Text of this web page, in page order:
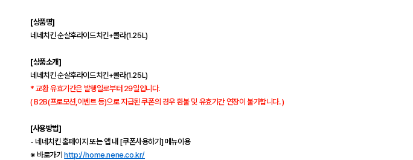
[상품명]
네네치킨 순살후라이드치킨+콜라(1.25L)
[상품소개]
네네치킨 순살후라이드치킨+콜라(1.25L)
* 교환 유효기간은 발행일로부터 29일입니다.
( B2B(프로모션,이벤트 등)으로 지급된 쿠폰의 경우 환불 및 유효기간 연장이 불가합니다. )
[사용방법]
- 네네치킨 홈페이지 또는 앱 내 [쿠폰사용하기] 메뉴이용
※ 바로가기http://home.nene.co.kr/